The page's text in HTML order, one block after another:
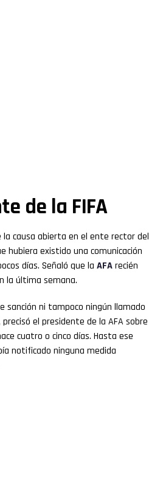
de la FIFA
la causa abierta en el ente rector del
hubiera existido una comunicación
días. Señaló que la AFArecién
la última semana.
sanción ni tampoco ningún llamado
el presidente de la AFA sobre
cuatro o cinco días. Hasta ese
notificado ninguna medida